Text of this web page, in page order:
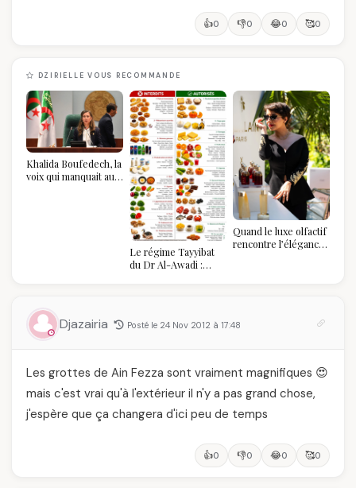
👍0 👎0 😂0 🥰0
DZIRIELLE VOUS RECOMMANDE
Khalida Boufedech, la
voix qui manquait au
Le régime Tayyibat
du Dr Al-Awadi :
vraiment savoir
Quand le luxe olfactif
rencontre l’élégance
Djazairia Posté le 24 Nov 2012 à 17:48
Les grottes de Ain Fezza sont vraiment magnifiques 😍
mais c'est vrai qu'à l'extérieur il n'y a pas grand chose,
j'espère que ça changera d'ici peu de temps
👍0 👎0 😂0 🥰0